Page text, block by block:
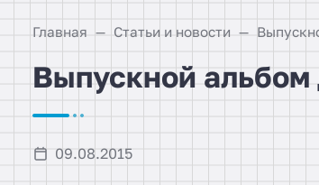
Главная Статьи и новости
Выпускной альбом
09.08.2015